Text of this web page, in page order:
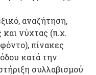
αναζήτηση,
νύχτας (π.χ.
πίνακες
κατά την
συλλαβισμού